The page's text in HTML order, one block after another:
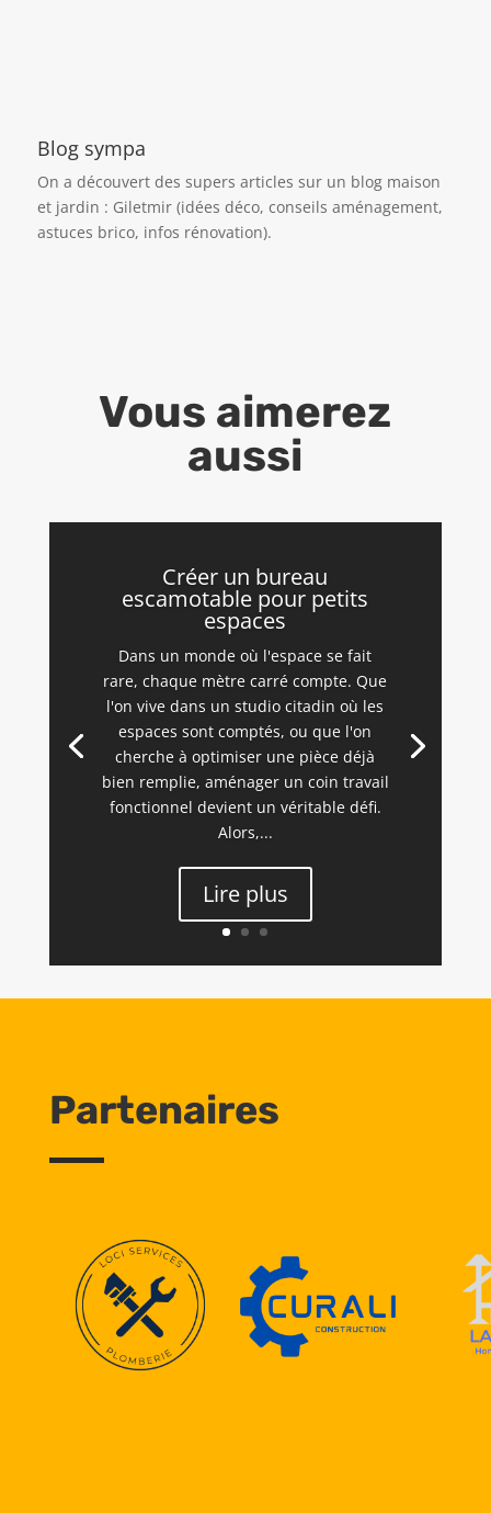
Blog sympa
On a découvert des supers articles sur un blog maison
et jardin : Giletmir(idées déco, conseils aménagement,
astuces brico, infos rénovation).
Vous aimerez
aussi
Créer un bureau
escamotable pour petits
espaces
Dans un monde où l'espace se fait
rare, chaque mètre carré compte. Que
l'on vive dans un studio citadin où les
espaces sont comptés, ou que l'on
cherche à optimiser une pièce déjà
bien remplie, aménager un coin travail
fonctionnel devient un véritable défi.
Alors,...
Lire plus
Partenaires